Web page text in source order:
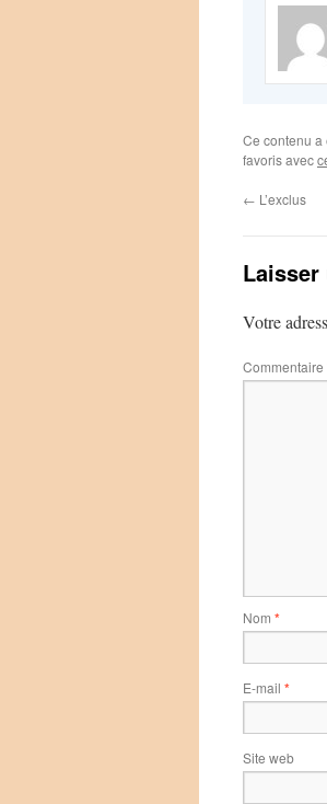
Ce contenu
favoris avec
← L’exclus
Votre
Commentaire
Nom *
E-mail *
Site web